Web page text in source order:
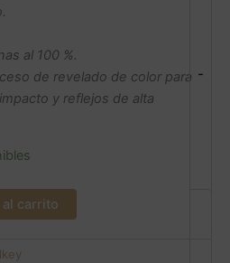
al 100 %.
de revelado de color para
y reflejos de alta
-
carrito